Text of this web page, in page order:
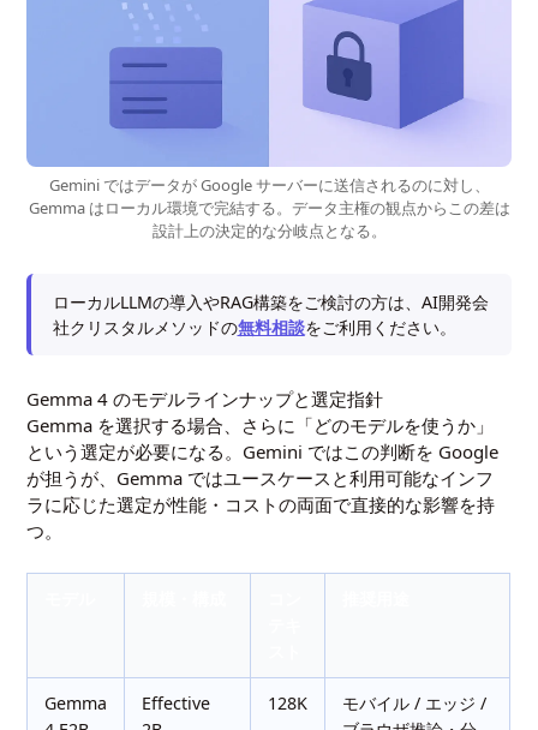
Gemini ではデータが Google サーバーに送信されるのに対し、
Gemma はローカル環境で完結する。データ主権の観点からこの差は
設計上の決定的な分岐点となる。
ローカルLLMの導入やRAG構築をご検討の方は、AI開発会
社クリスタルメソッドの無料相談をご利用ください。
Gemma 4 のモデルラインナップと選定指針
Gemma を選択する場合、さらに「どのモデルを使うか」
という選定が必要になる。Gemini ではこの判断を Google
が担うが、Gemma ではユースケースと利用可能なインフ
ラに応じた選定が性能・コストの両面で直接的な影響を持
つ。
Gemma
Effective
128K
モバイル / エッジ /